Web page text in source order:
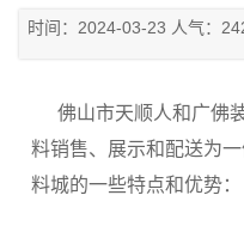
时间：2024-03-23 人气：
佛山市天顺人和广佛
料销售、展示和配送为
料城的一些特点和优势：